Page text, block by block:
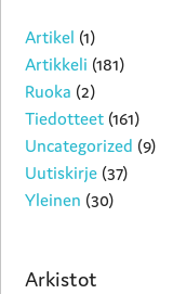
Artikel (1)
Artikkeli (181)
Ruoka (2)
Tiedotteet (161)
Uncategorized (9)
Uutiskirje (37)
Yleinen (30)
Arkistot